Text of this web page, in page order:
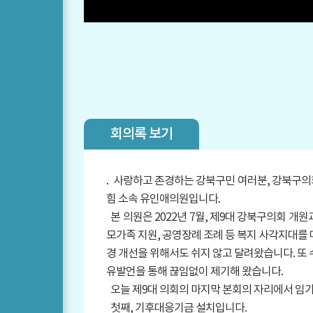
회의록 보기
.사랑하고 존경하는 강북구민 여러분, 강북구의
힘 소속 유인애의원입니다.
본 의원은 2022년 7월, 제9대 강북구의회 개
모가족 지원, 공영장례 조례 등 복지 사각지대
경 개선을 위해서도 쉬지 않고 달려왔습니다.
유발언을 통해 끊임없이 제기해 왔습니다.
오늘 제9대 의회의 마지막 본회의 자리에서 임
첫째, 기후대응기금 설치입니다.